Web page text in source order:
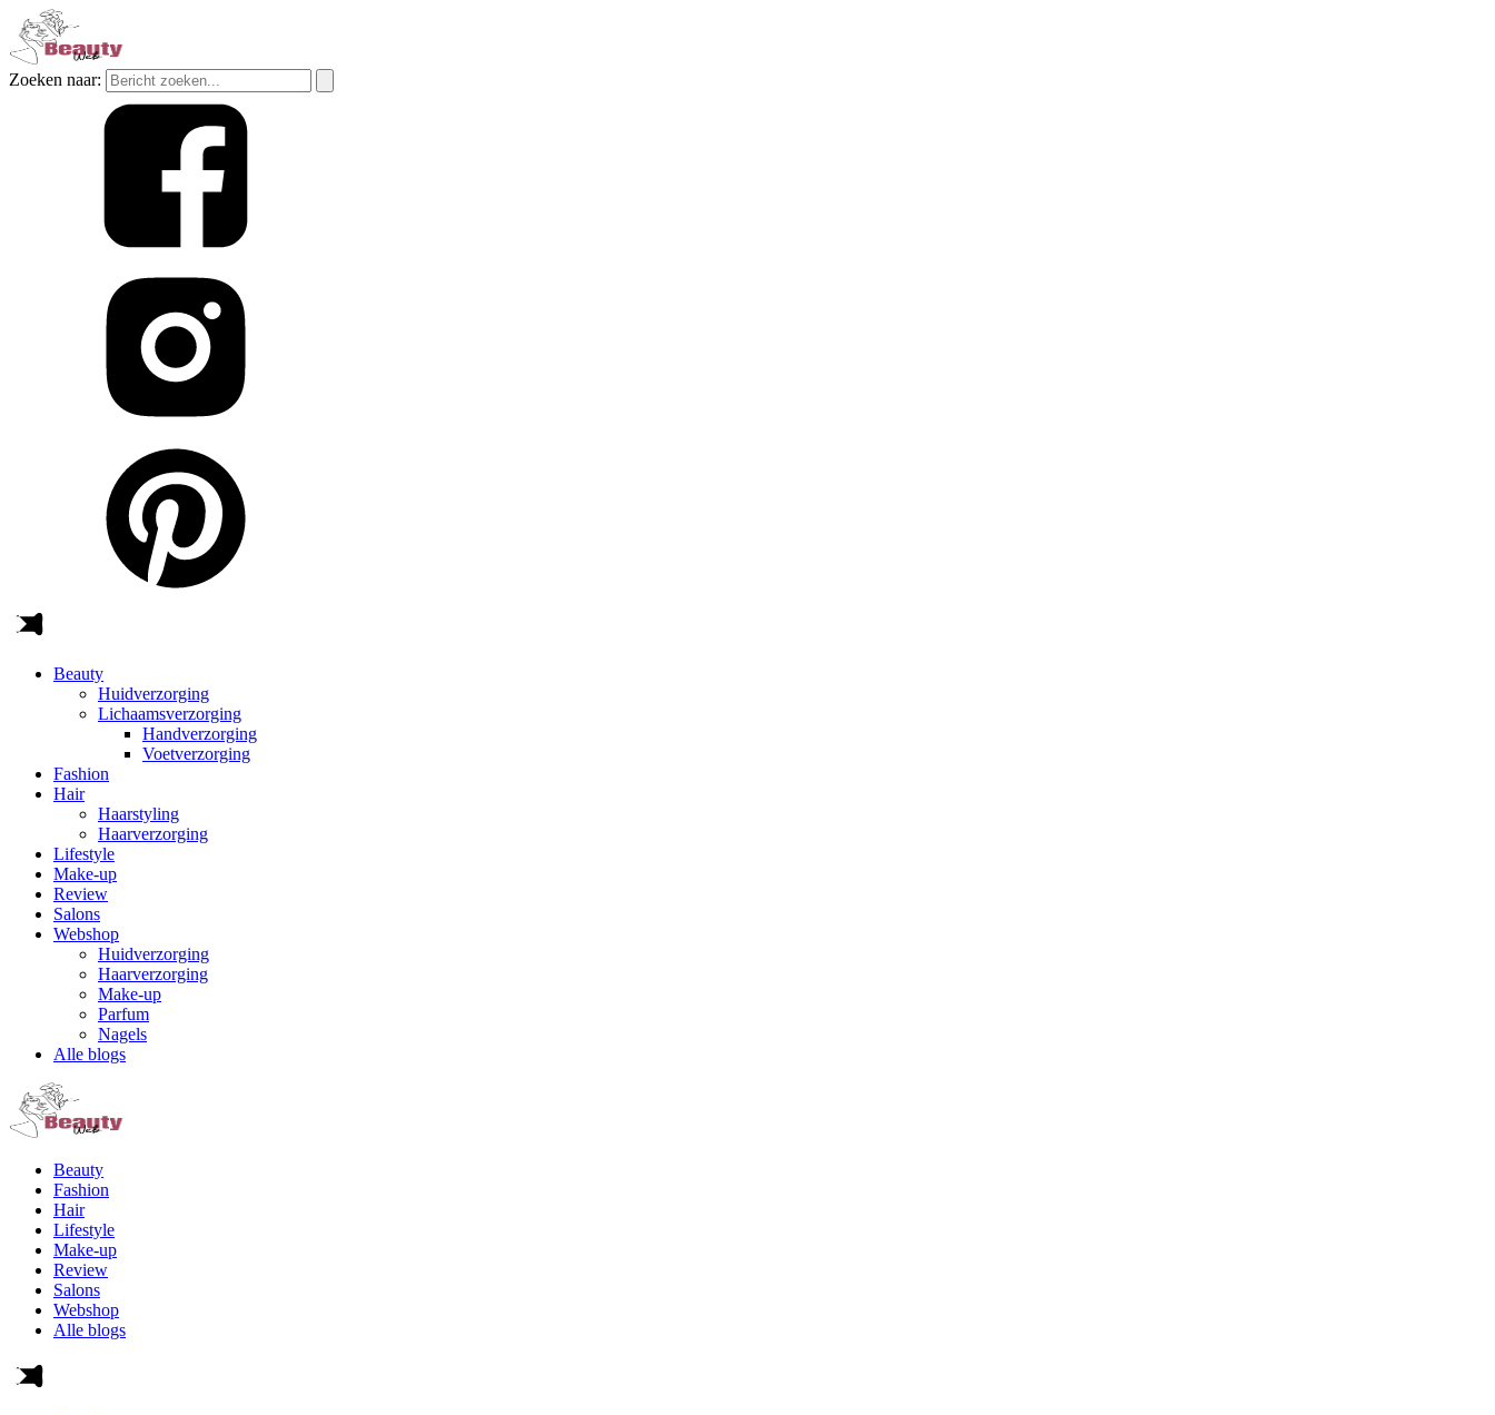
Zoeken naar:
Beauty
Huidverzorging
Lichaamsverzorging
Handverzorging
Voetverzorging
Fashion
Hair
Haarstyling
Haarverzorging
Lifestyle
Make-up
Review
Salons
Webshop
Huidverzorging
Haarverzorging
Make-up
Parfum
Nagels
Alle blogs
Beauty
Fashion
Hair
Lifestyle
Make-up
Review
Salons
Webshop
Alle blogs